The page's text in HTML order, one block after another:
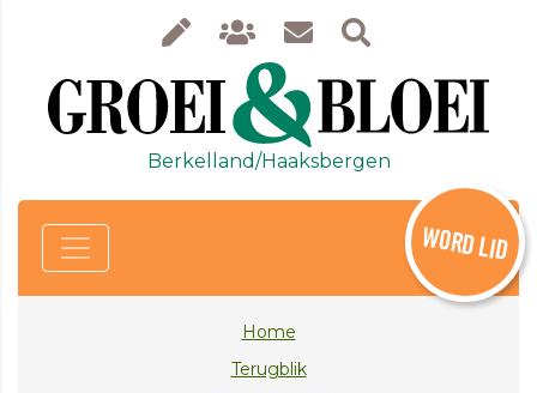
Berkelland/Haaksbergen
WORD LID
Home
Terugblik